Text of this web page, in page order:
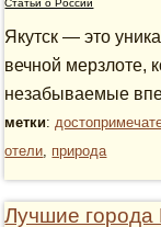
Статьи о России
Якутск — это
вечной мерзлоте,
незабываемые
метки:
отели, природа
Лучшие города